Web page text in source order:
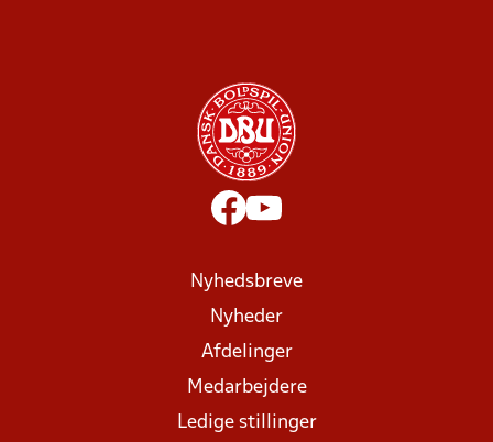
Nyhedsbreve
Nyheder
Afdelinger
Medarbejdere
Ledige stillinger